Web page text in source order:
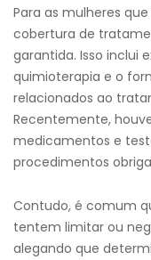
Para as mulheres
cobertura de
garantida. Isso inclui
quimioterapia e o
relacionados ao
Recentemente,
medicamentos e
procedimentos
Contudo, é comum
tentem limitar ou
alegando que